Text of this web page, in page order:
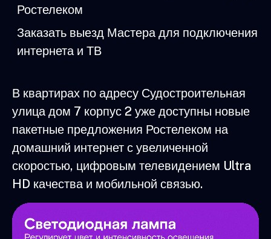
Ростелеком
Заказать выезд Мастера для подключения
интернета и ТВ
В квартирах по адресу Судостроительная
улица дом 7 корпус 2 уже доступны новые
пакетные предложения Ростелеком на
домашний интернет с увеличенной
скоростью, цифровым телевидением Ultra
HD качества и мобильной связью.